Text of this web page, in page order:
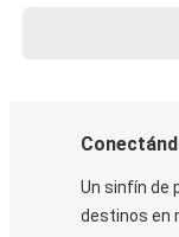
Un sinfín de
destinos en